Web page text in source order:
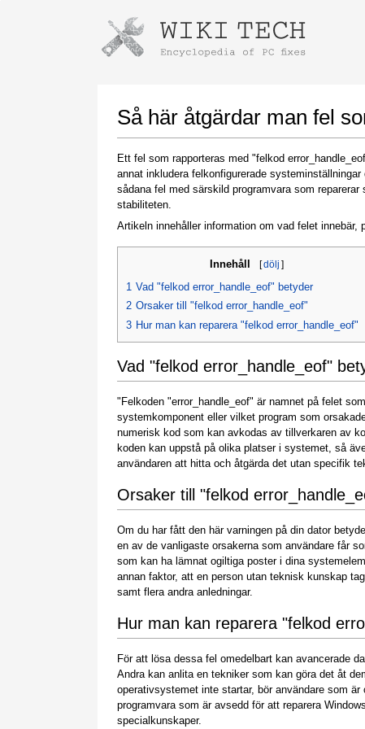
Så här åtgärdar man fel
Ett fel som rapporteras med "felkod
annat inkludera felkonfigurerade
sådana fel med särskild programvara som
stabiliteten.
Artikeln innehåller information om vad felet innebär,
Innehåll [dölj ]
1 Vad "felkod error_handle_eof" betyder
2 Orsaker till "felkod error_handle_eof"
3 Hur man kan reparera "felkod error_handle_eof"
Vad "felkod error_handle_eof"
"Felkoden "error_handle_eof" är namnet på felet
systemkomponent eller vilket program som
numerisk kod som kan avkodas av tillverkaren av
koden kan uppstå på olika platser i systemet, så
användaren att hitta och åtgärda det utan specifik
Orsaker till "felkod
Om du har fått den här varningen på din dator
en av de vanligaste orsakerna som användare får
som kan ha lämnat ogiltiga poster i dina
annan faktor, att en person utan teknisk kunskap
samt flera andra anledningar.
Hur man kan reparera "felkod
För att lösa dessa fel omedelbart kan avancerade
Andra kan anlita en tekniker som kan göra det åt
operativsystemet inte startar, bör användare som
programvara som är avsedd för att reparera
specialkunskaper.
Instructions for downloading using
Once the download is complete, click on the
downloaded file link